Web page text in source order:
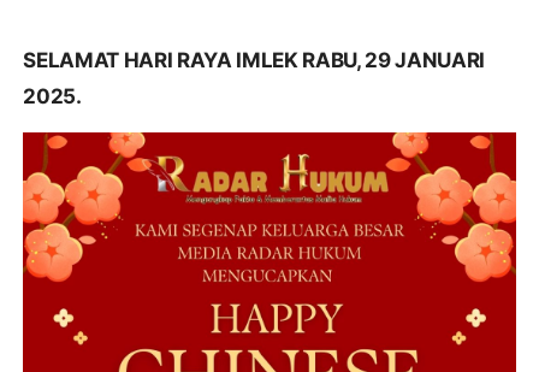
SELAMAT HARI RAYA IMLEK RABU, 29 JANUARI
2025.